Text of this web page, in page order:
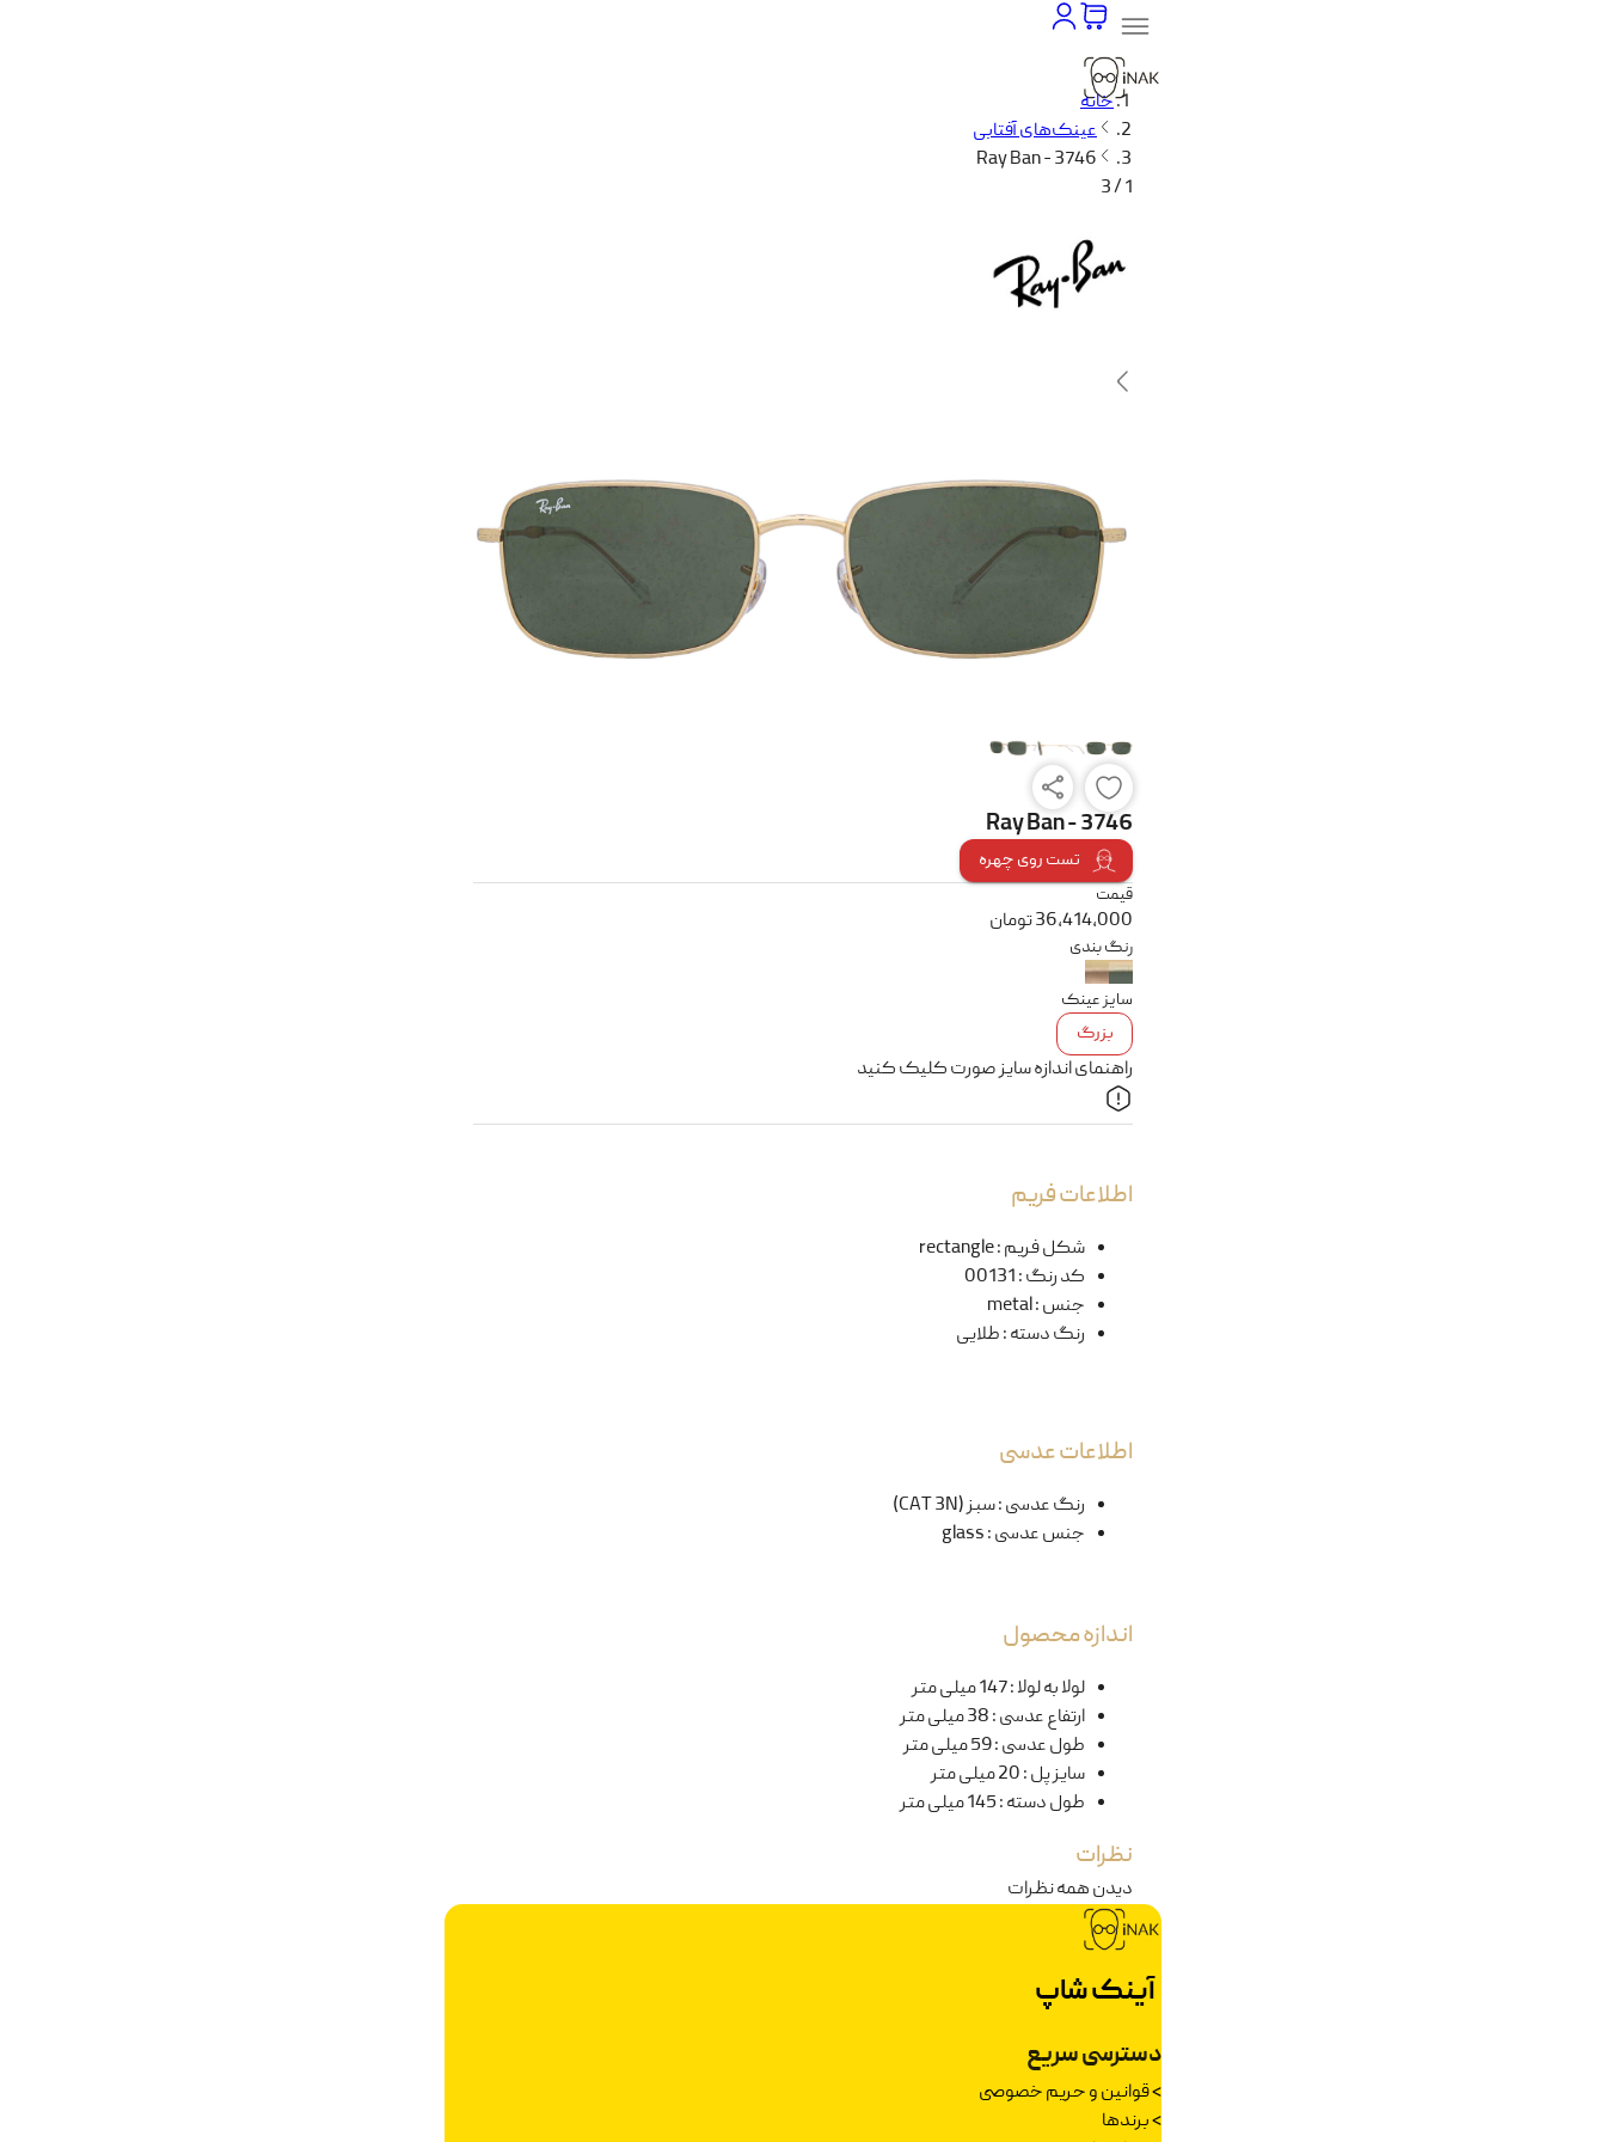
خانه
عینک‌های آفتابی
Ray Ban - 3746
1 / 3
Ray Ban - 3746
تست روی چهره
قیمت
36,414,000تومان
رنگ بندی
سایز عینک
بزرگ
راهنمای اندازه سایز صورت کلیک کنید
اطلاعات فریم
شکل فریم:
rectangle
کد رنگ:
00131
جنس:
metal
رنگ دسته:طلایی
اطلاعات عدسی
رنگ عدسی:سبز (CAT 3N)
جنس عدسی:
glass
اندازه محصول
لولا به لولا:147 میلی متر
ارتفاع عدسی:38 میلی متر
طول عدسی:59 میلی متر
سایز پل:20 میلی متر
طول دسته:145 میلی متر
نظرات
دیدن همه نظرات
آینک شاپ
دسترسی سریع
>قوانین و حریم خصوصی
>برندها